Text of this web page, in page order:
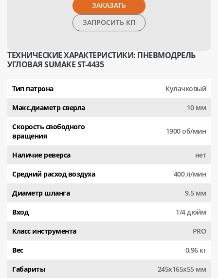
ЗАКАЗАТЬ
ЗАПРОСИТЬ КП
ТЕХНИЧЕСКИЕ ХАРАКТЕРИСТИКИ: ПНЕВМОДРЕЛЬ
УГЛОВАЯ SUMAKE ST-4435
Тип патрона Кулачковый
Макс.диаметр сверла 10 мм
Скорость свободного
вращения
1900 об/мин
Наличие реверса нет
Средний расход воздуха 400 л/мин
Диаметр шланга 9.5 мм
Вход 1/4 дюйм
Класс инструмента PRO
Вес 0.96 кг
Габариты 245х165х55 мм